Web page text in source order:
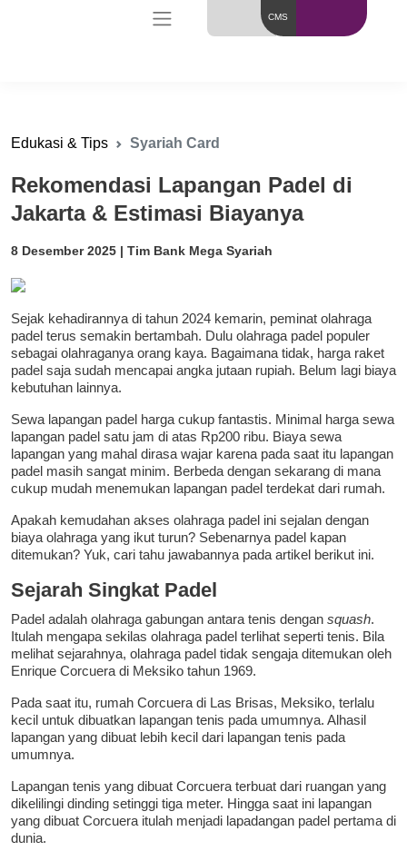
CMS
Edukasi & Tips Syariah Card
Rekomendasi Lapangan Padel di
Jakarta & Estimasi Biayanya
8 Desember 2025 | Tim Bank Mega Syariah
Sejak kehadirannya di tahun 2024 kemarin, peminat olahraga
padel terus semakin bertambah. Dulu olahraga padel populer
sebagai olahraganya orang kaya. Bagaimana tidak, harga raket
padel saja sudah mencapai angka jutaan rupiah. Belum lagi biaya
kebutuhan lainnya.
Sewa lapangan padel harga cukup fantastis. Minimal harga sewa
lapangan padel satu jam di atas Rp200 ribu. Biaya sewa
lapangan yang mahal dirasa wajar karena pada saat itu lapangan
padel masih sangat minim. Berbeda dengan sekarang di mana
cukup mudah menemukan lapangan padel terdekat dari rumah.
Apakah kemudahan akses olahraga padel ini sejalan dengan
biaya olahraga yang ikut turun? Sebenarnya padel kapan
ditemukan? Yuk, cari tahu jawabannya pada artikel berikut ini.
Sejarah Singkat Padel
Padel adalah olahraga gabungan antara tenis dengan squash.
Itulah mengapa sekilas olahraga padel terlihat seperti tenis. Bila
melihat sejarahnya, olahraga padel tidak sengaja ditemukan oleh
Enrique Corcuera di Meksiko tahun 1969.
Pada saat itu, rumah Corcuera di Las Brisas, Meksiko, terlalu
kecil untuk dibuatkan lapangan tenis pada umumnya. Alhasil
lapangan yang dibuat lebih kecil dari lapangan tenis pada
umumnya.
Lapangan tenis yang dibuat Corcuera terbuat dari ruangan yang
dikelilingi dinding setinggi tiga meter. Hingga saat ini lapangan
yang dibuat Corcuera itulah menjadi lapadangan padel pertama di
dunia.